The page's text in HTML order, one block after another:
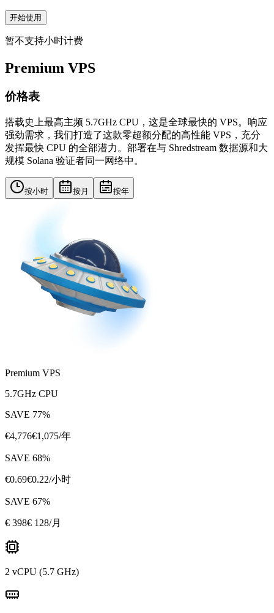
开始使用
暂不支持小时计费
Premium VPS
价格表
搭载史上最高主频 5.7GHz CPU，这是全球最快的 VPS。响应
强劲需求，我们打造了这款零超额分配的高性能 VPS，充分
发挥最快 CPU 的全部潜力。部署在与 Shredstream 数据源和大
规模 Solana 验证者同一网络中。
按小时 按月 按年
Premium VPS
5.7GHz CPU
SAVE 77%
€4,776€1,075/年
SAVE 68%
€0.69€0.22/小时
SAVE 67%
€ 398€ 128/月
2 vCPU (5.7 GHz)